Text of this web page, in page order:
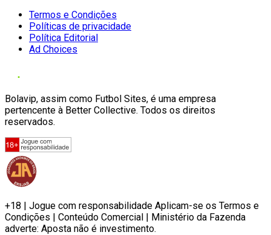
Termos e Condições
Políticas de privacidade
Política Editorial
Ad Choices
Bolavip, assim como Futbol Sites, é uma empresa
pertencente à Better Collective. Todos os direitos
reservados.
+18 | Jogue com responsabilidade Aplicam-se os Termos e
Condições | Conteúdo Comercial | Ministério da Fazenda
adverte: Aposta não é investimento.